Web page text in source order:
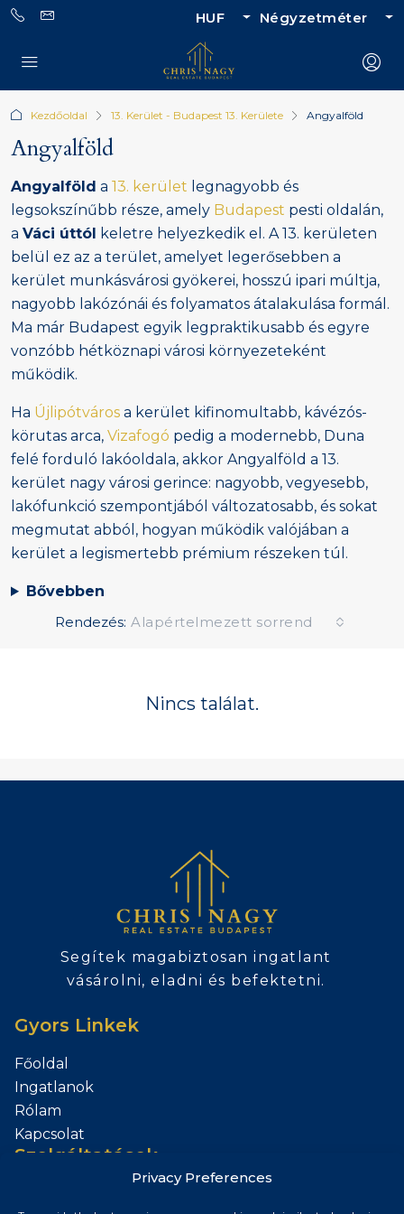
Privacy Preferences
HUF Négyzetméter
Kezdőoldal 13. Kerület - Budapest 13. Kerülete Angyalföld
Angyalföld
Angyalföld a 13. kerület legnagyobb és
legsokszínűbb része, amely Budapest pesti oldalán,
a Váci úttól keletre helyezkedik el. A 13. kerületen
belül ez az a terület, amelyet legerősebben a
kerület munkásvárosi gyökerei, hosszú ipari múltja,
nagyobb lakózónái és folyamatos átalakulása formál.
Ma már Budapest egyik legpraktikusabb és egyre
vonzóbb hétköznapi városi környezeteként
működik.
Ha Újlipótváros a kerület kifinomultabb, kávézós-
körutas arca, Vizafogó pedig a modernebb, Duna
felé forduló lakóoldala, akkor Angyalföld a 13.
kerület nagy városi gerince: nagyobb, vegyesebb,
lakófunkció szempontjából változatosabb, és sokat
megmutat abból, hogyan működik valójában a
kerület a legismertebb prémium részeken túl.
Bővebben
Rendezés: Alapértelmezett sorrend
Nincs találat.
Segítek magabiztosan ingatlant
vásárolni, eladni és befektetni.
Gyors Linkek
Főoldal
Ingatlanok
Rólam
Kapcsolat
Szolgáltatások